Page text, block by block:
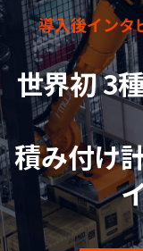
導入後インタ
世界初 3
積み付け